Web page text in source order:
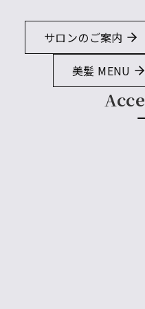
サロンのご案内
美髪 MENU